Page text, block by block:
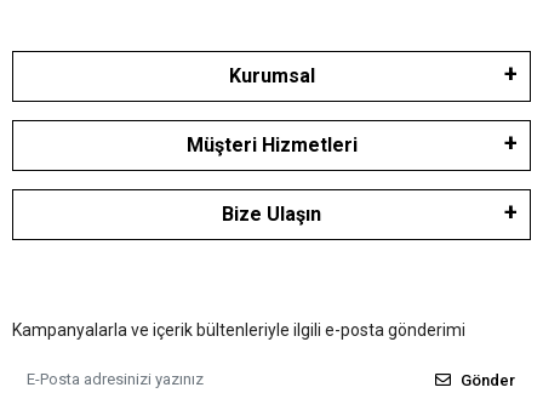
Kurumsal
Müşteri Hizmetleri
Bize Ulaşın
Kampanyalarla ve içerik bültenleriyle ilgili e-posta gönderimi
Gönder